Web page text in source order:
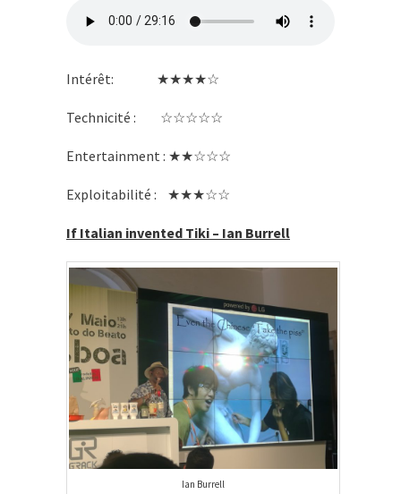
Intérêt: ★★★★☆
Technicité : ☆☆☆☆☆
Entertainment : ★★☆☆☆
Exploitabilité : ★★★☆☆
If Italian invented Tiki – Ian Burrell
Ian Burrell